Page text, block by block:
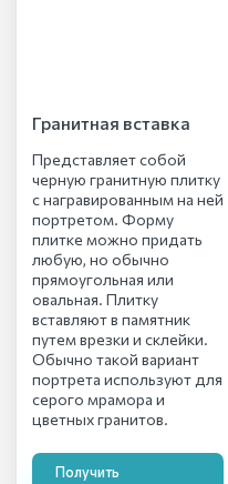
Гранитная вставка
Представляет собой
черную гранитную плитку
с награвированным на ней
портретом. Форму
плитке можно придать
любую, но обычно
прямоугольная или
овальная. Плитку
вставляют в памятник
путем врезки и склейки.
Обычно такой вариант
портрета используют для
серого мрамора и
цветных гранитов.
Получить